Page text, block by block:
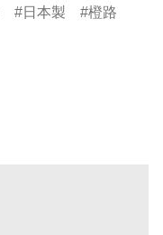
日本製
橙路